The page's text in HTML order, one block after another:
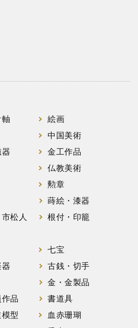
絵画
中国美術
器
金工作品
仏教美術
勲章
蒔絵・漆器
松人
根付・印籠
七宝
器
古銭・切手
金・金製品
品
書道具
型
血赤珊瑚